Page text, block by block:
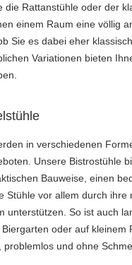
die Rattanstühle oder der
einem Raum eine völlig
Sie es dabei eher
Variationen bieten
in verschiedenen
Unsere Bistrostühle
Bauweise, einen
Stühle vor allem durch ihre
unterstützen. So ist auch
oder auf kleinem
problemlos und ohne